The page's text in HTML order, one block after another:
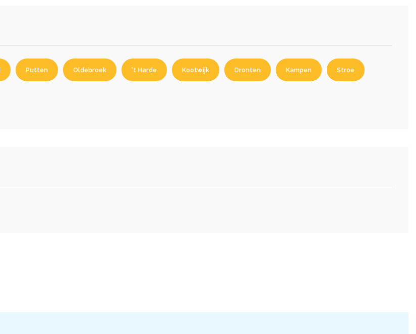
Putten Oldebroek 't Harde Kootwijk Dronten Kampen Stroe